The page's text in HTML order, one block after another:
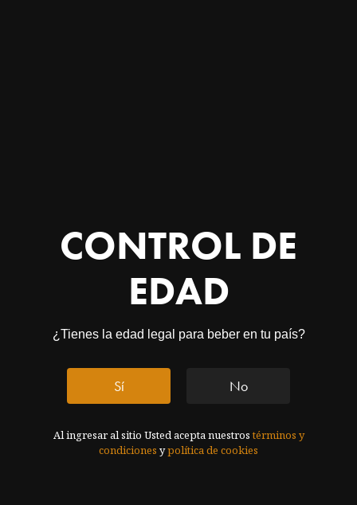
Primera del mundo
Criptoactivo respaldado
en Vino
CONTROL DE
EDAD
¿Tienes la edad legal para beber en tu país?
Sí No
Al ingresar al sitio Usted acepta nuestrostérminos y
condiciones ypolítica de cookies